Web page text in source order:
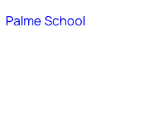
Palme School